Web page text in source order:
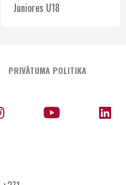
Juniores U18
PRIVĀTUMA POLITIKA